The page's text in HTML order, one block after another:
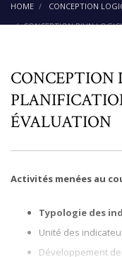
HOME
CONCEPTION
CONCEPTION D’UN
CONCEPTION
ÉVALUATION
Activités menées au
Typologie des
Unité des
Développement de